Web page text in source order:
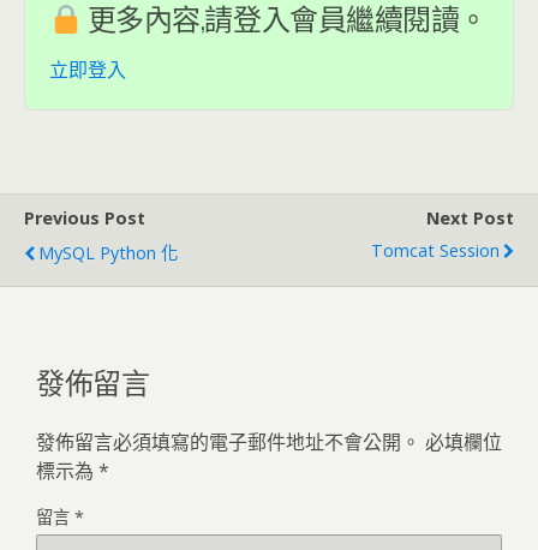
更多內容,請登入會員繼續閱讀。
立即登入
Previous Post
MySQL Python 化
Next Post
Tomcat Session
發佈留言
發佈留言必須填寫的電子郵件地址不會公開。 必填欄位
標示為 *
留言 *